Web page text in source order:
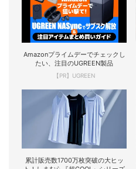
Amazonプライムデーでチェックし
たい、注目のUGREEN製品
【PR】UGREEN
累計販売数1700万枚突破の大ヒッ